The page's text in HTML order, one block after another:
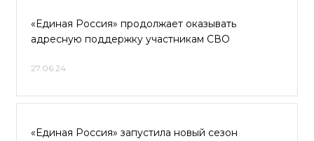
«Единая Россия» продолжает оказывать
адресную поддержку участникам СВО
27.06.24
«Единая Россия» запустила новый сезон